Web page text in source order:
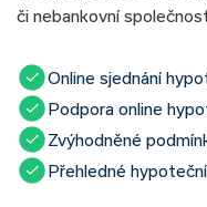
či nebankovní
Online sjednání
Podpora online
Zvýhodněné
Přehledné